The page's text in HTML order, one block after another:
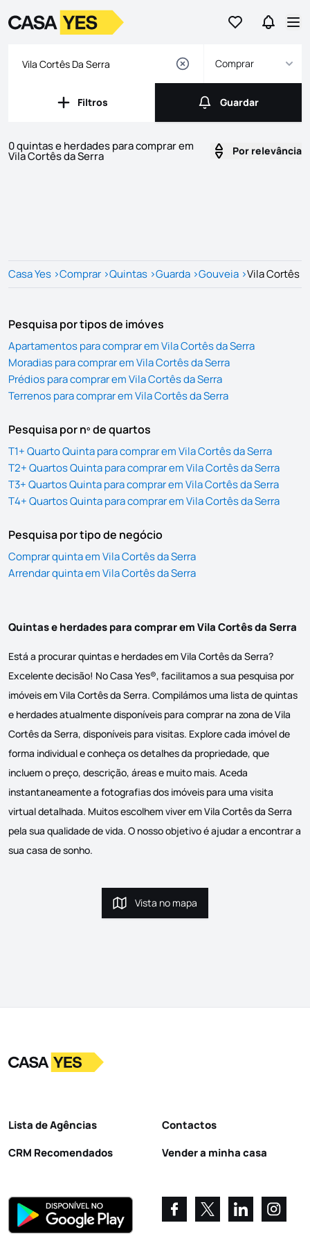
Ir para osIr para
LogoIr para a homepage
Comprar
Filtros
Filtros Guardar
Guardar
0 quintas e herdades para comprar em
Vila Cortês da Serra Por relevância
Casa Yes >Comprar >Quintas >Guarda >Gouveia >Vila Cortês
Pesquisa por tipos de imóves
Apartamentos para comprar em Vila Cortês da Serra
Moradias para comprar em Vila Cortês da Serra
Prédios para comprar em Vila Cortês da Serra
Terrenos para comprar em Vila Cortês da Serra
Pesquisa por nº de quartos
T1+ Quarto Quinta para comprar em Vila Cortês da Serra
T2+ Quartos Quinta para comprar em Vila Cortês da Serra
T3+ Quartos Quinta para comprar em Vila Cortês da Serra
T4+ Quartos Quinta para comprar em Vila Cortês da Serra
Pesquisa por tipo de negócio
Comprar quinta em Vila Cortês da Serra
Arrendar quinta em Vila Cortês da Serra
Quintas e herdades para comprar em Vila Cortês da Serra
Está a procurar quintas e herdades em Vila Cortês da Serra?
Excelente decisão! No Casa Yes®, facilitamos a sua pesquisa por
imóveis em Vila Cortês da Serra. Compilámos uma lista de quintas
e herdades atualmente disponíveis para comprar na zona de Vila
Cortês da Serra, disponíveis para visitas. Explore cada imóvel de
forma individual e conheça os detalhes da propriedade, que
incluem o preço, descrição, áreas e muito mais. Aceda
instantaneamente a fotografias dos imóveis para uma visita
virtual detalhada. Muitos escolhem viver em Vila Cortês da Serra
pela sua qualidade de vida. O nosso objetivo é ajudar a encontrar a
sua casa de sonho.
Vista no mapa
Vista no mapa
LogoIr para a homepage
Lista de Agências
CRM Recomendados
Contactos
Vender a minha casa